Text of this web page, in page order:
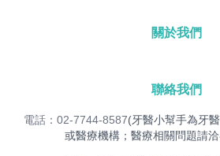
關於我們
聯絡我們
電話：02-7744-8587(牙醫小幫手為牙
或醫療機構；醫療相關問題請